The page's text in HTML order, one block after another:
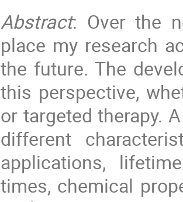
Abstract: Over the
place my research
the future. The
this perspective,
or targeted therapy.
different
applications,
times, chemical